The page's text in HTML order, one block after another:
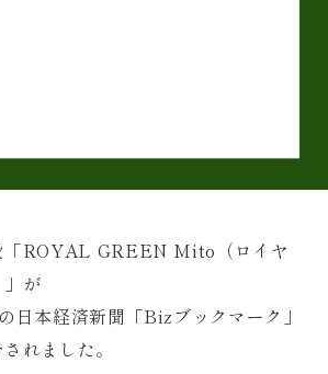
「ROYAL GREEN Mito（ロイヤ
が
日本経済新聞「Bizブックマーク」
れました。